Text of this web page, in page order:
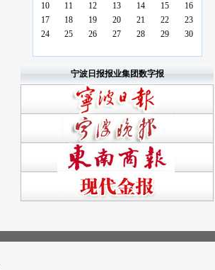
10
11 12 13 14 15
16
17
18 19 20 21 22
23
24
25 26 27 28 29 30
宁波日报报业集团数字报